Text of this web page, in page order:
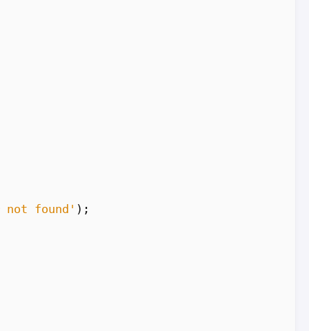
not found' );